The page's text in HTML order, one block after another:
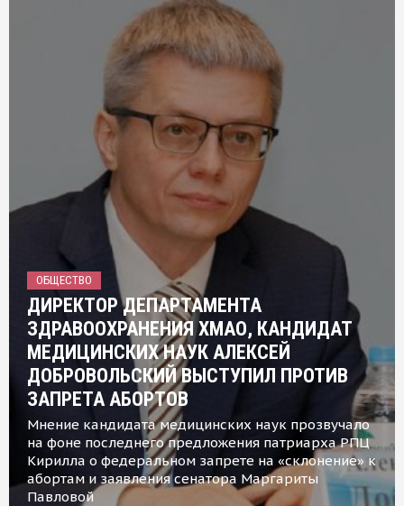
ОБЩЕСТВО
ДИРЕКТОР ДЕПАРТАМЕНТА
ЗДРАВООХРАНЕНИЯ ХМАО, КАНДИДАТ
МЕДИЦИНСКИХ НАУК АЛЕКСЕЙ
ДОБРОВОЛЬСКИЙ ВЫСТУПИЛ ПРОТИВ
ЗАПРЕТА АБОРТОВ
Мнение кандидата медицинских наук прозвучало
на фоне последнего предложения патриарха РПЦ
Кирилла о федеральном запрете на «склонение» к
абортам и заявления сенатора Маргариты
Павловой